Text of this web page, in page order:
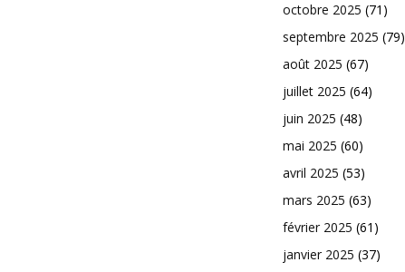
octobre 2025 (71)
septembre 2025 (79)
août 2025 (67)
juillet 2025 (64)
juin 2025 (48)
mai 2025 (60)
avril 2025 (53)
mars 2025 (63)
février 2025 (61)
janvier 2025 (37)